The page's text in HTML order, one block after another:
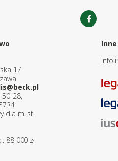
17
50-28,
dla m. st.
88 000 zł